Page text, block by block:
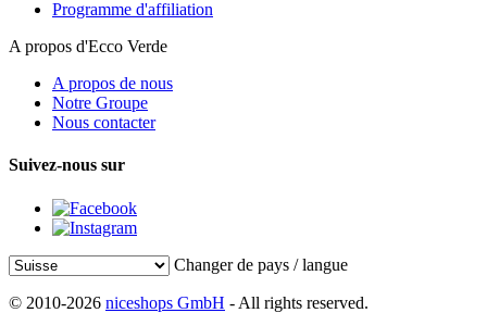
Programme d'affiliation
A propos d'Ecco Verde
A propos de nous
Notre Groupe
Nous contacter
Suivez-nous sur
Changer de pays / langue
© 2010-2026 niceshops GmbH - All rights reserved.